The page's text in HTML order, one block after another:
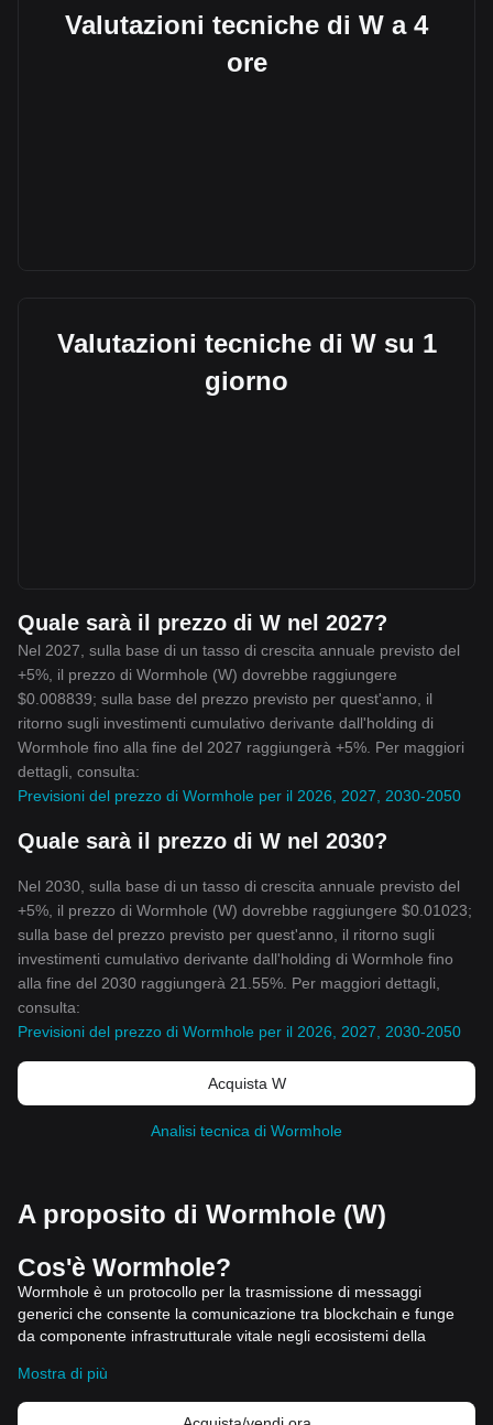
Valutazioni tecniche di W a 4
ore
Valutazioni tecniche di W su 1
giorno
Quale sarà il prezzo di W nel 2027?
Nel 2027, sulla base di un tasso di crescita annuale previsto del
+5%, il prezzo di Wormhole (W) dovrebbe raggiungere
$0.008839; sulla base del prezzo previsto per quest'anno, il
ritorno sugli investimenti cumulativo derivante dall'holding di
Wormhole fino alla fine del 2027 raggiungerà +5%. Per maggiori
dettagli, consulta:
Previsioni del prezzo di Wormhole per il 2026, 2027, 2030-2050
Quale sarà il prezzo di W nel 2030?
Nel 2030, sulla base di un tasso di crescita annuale previsto del
+5%, il prezzo di Wormhole (W) dovrebbe raggiungere $0.01023;
sulla base del prezzo previsto per quest'anno, il ritorno sugli
investimenti cumulativo derivante dall'holding di Wormhole fino
alla fine del 2030 raggiungerà 21.55%. Per maggiori dettagli,
consulta:
Previsioni del prezzo di Wormhole per il 2026, 2027, 2030-2050
Acquista W
Analisi tecnica di Wormhole
A proposito di Wormhole (W)
Cos'è Wormhole?
Wormhole è un protocollo per la trasmissione di messaggi
generici che consente la comunicazione tra blockchain e funge
da componente infrastrutturale vitale negli ecosistemi della
Wormholefacilita il trasferimento uniforme di informazioni e asset
tra diverse piattaforme blockchain, affrontando la sfida critica
Mostra di più